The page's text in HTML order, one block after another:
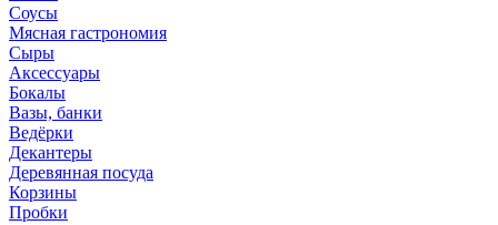
Соусы
Мясная гастрономия
Сыры
Аксессуары
Бокалы
Вазы, банки
Ведёрки
Декантеры
Деревянная посуда
Корзины
Пробки